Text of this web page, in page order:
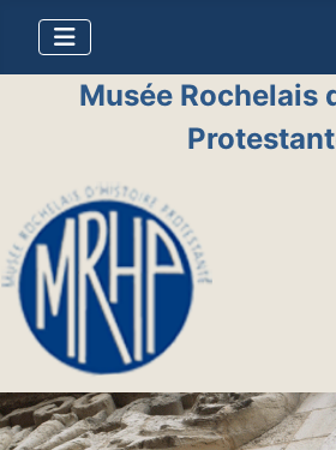
Musée Rochelais